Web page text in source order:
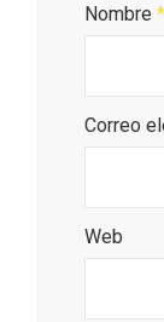
Nombre *
Correo
Web